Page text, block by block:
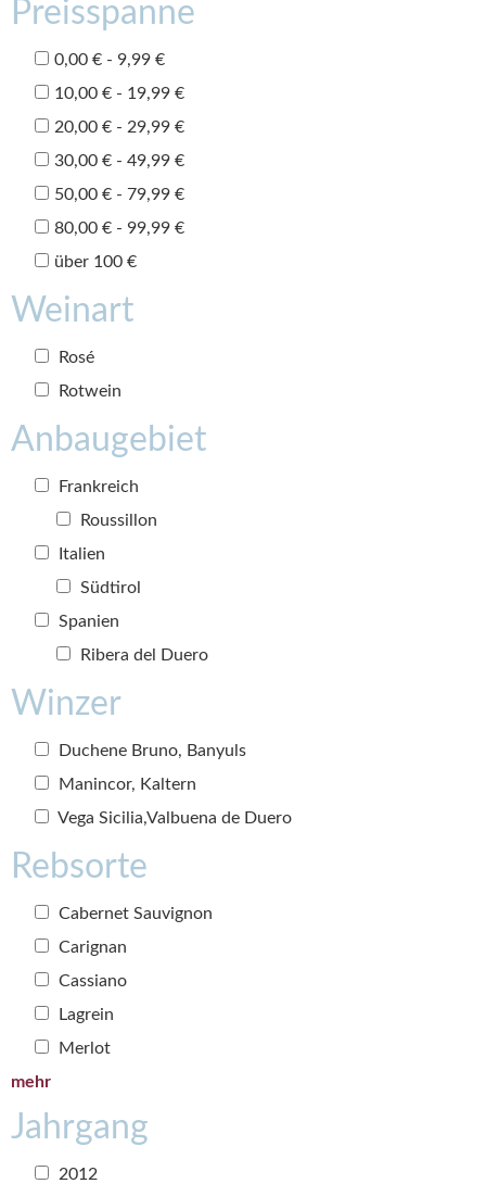
Preisspanne
0,00 € - 9,99 €
10,00 € - 19,99 €
20,00 € - 29,99 €
30,00 € - 49,99 €
50,00 € - 79,99 €
80,00 € - 99,99 €
über 100 €
Weinart
Rosé
Rotwein
Anbaugebiet
Frankreich
Roussillon
Italien
Südtirol
Spanien
Ribera del Duero
Winzer
Duchene Bruno, Banyuls
Manincor, Kaltern
Vega Sicilia,Valbuena de Duero
Rebsorte
Cabernet Sauvignon
Carignan
Cassiano
Lagrein
Merlot
mehr
Jahrgang
2012